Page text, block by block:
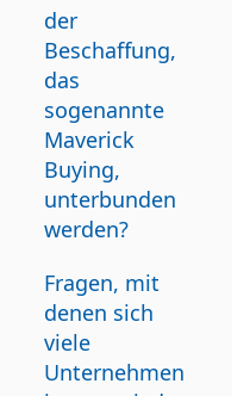
der
Beschaffung,
das
sogenannte
Maverick
Buying,
unterbunden
werden?
Fragen, mit
denen sich
viele
Unternehmen